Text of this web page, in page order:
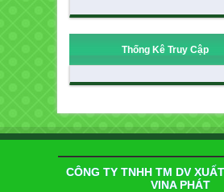
Thống Kê Truy Cập
CÔNG TY TNHH TM DV
VINA PHÁT